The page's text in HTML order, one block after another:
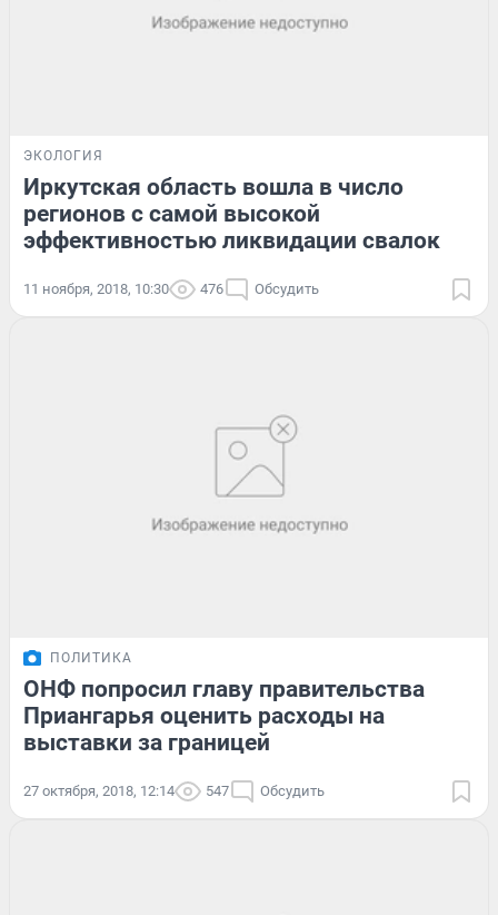
ЭКОЛОГИЯ
Иркутская область вошла в число
регионов с самой высокой
эффективностью ликвидации свалок
11 ноября, 2018, 10:30 476 Обсудить
ПОЛИТИКА
ОНФ попросил главу правительства
Приангарья оценить расходы на
выставки за границей
27 октября, 2018, 12:14 547 Обсудить